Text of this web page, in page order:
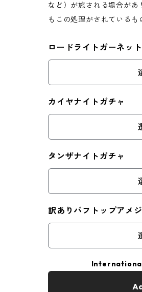
など）が施される場合が
もこの処理がされているも
ロードライトガーネッ
カイヤナイトガチャ
タンザナイトガチャ
訳ありバフトップアメ